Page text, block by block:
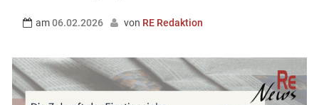
am06.02.2026 von RE Redaktion